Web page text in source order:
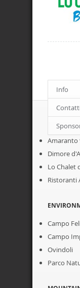
Info
Amaranto
Dimore
Lo Chalet
Ristoranti
Campo
Campo
Ovindoli
Parco